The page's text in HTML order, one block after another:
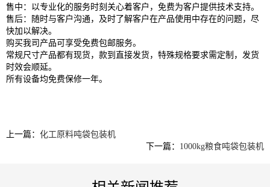
售中：以专业化的服务时刻关心着客户，免费为客户提供技术支持。
售后：随时与客户沟通，及时了解客户在产品使用中存在的问题，尽
快加以解决。
购买我司产品可享受免费包邮服务。
常规尺寸产品都有现货，款到直接发货，特殊规格要求需定制，发货
时效会顺延。
所有设备均免费保修一年。
上一篇： 化工原料吨袋包装机
下一篇： 1000kg粮食吨袋包装机